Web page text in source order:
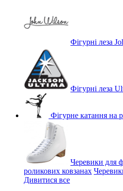
Фігурні леза
Фігурні леза
Фігурне катання на
Черевики для
роликових ковзанах
Дивитися все